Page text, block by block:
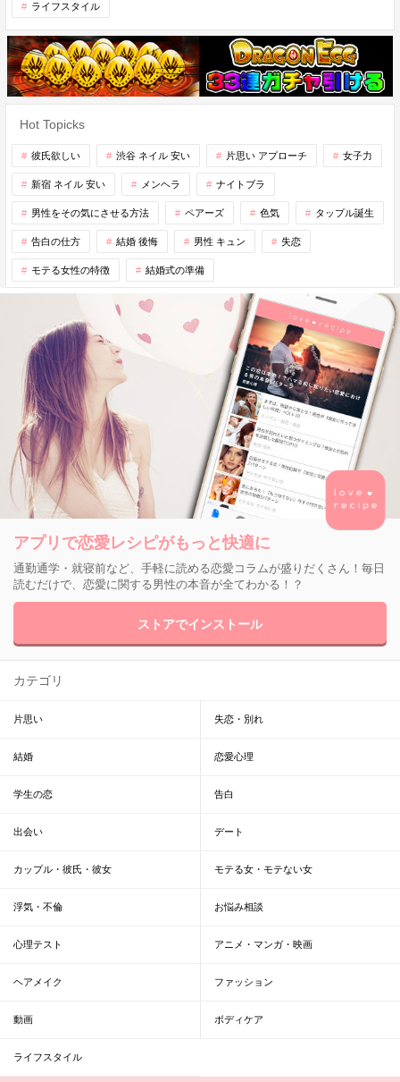
ライフスタイル
Hot Topicks
彼氏欲しい 渋谷 ネイル 安い 片思い アプローチ 女子力
新宿 ネイル 安い メンヘラ ナイトブラ
男性をその気にさせる方法 ペアーズ 色気 タップル誕生
告白の仕方 結婚 後悔 男性 キュン 失恋
モテる女性の特徴 結婚式の準備
アプリで恋愛レシピがもっと快適に
通勤通学・就寝前など、手軽に読める恋愛コラムが盛りだくさん！毎日
読むだけで、恋愛に関する男性の本音が全てわかる！？
ストアでインストール
カテゴリ
片思い 失恋・別れ
結婚 恋愛心理
学生の恋 告白
出会い デート
カップル・彼氏・彼女 モテる女・モテない女
浮気・不倫 お悩み相談
心理テスト アニメ・マンガ・映画
ヘアメイク ファッション
動画 ボディケア
ライフスタイル